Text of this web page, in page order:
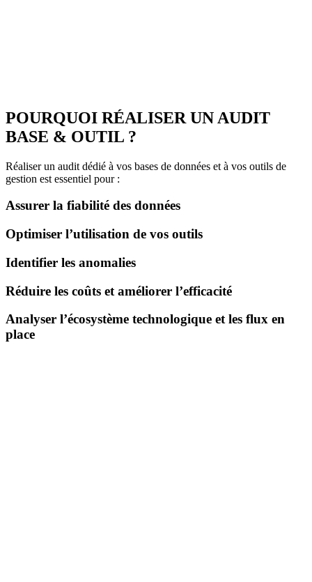
POURQUOI RÉALISER UN AUDIT
BASE & OUTIL ?
Réaliser un audit dédié à vos bases de données et à vos outils de
gestion est essentiel pour :
Assurer la fiabilité des données
Optimiser l’utilisation de vos outils
Identifier les anomalies
Réduire les coûts et améliorer l’efficacité
Analyser l’écosystème technologique et les flux en
place